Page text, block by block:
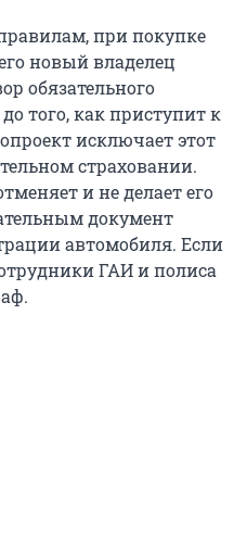
при покупке
новый владелец
обязательного
того, как приступит к
исключает этот
страховании.
и не делает его
документ
автомобиля. Если
ГАИ и полиса